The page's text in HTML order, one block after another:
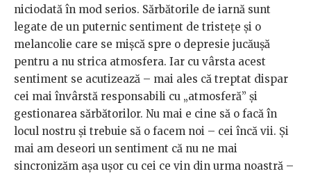
niciodată în mod serios. Sărbătorile de iarnă sunt
legate de un puternic sentiment de tristețe și o
melancolie care se mișcă spre o depresie jucăușă
pentru a nu strica atmosfera. Iar cu vârsta acest
sentiment se acutizează – mai ales că treptat dispar
cei mai învârstă responsabili cu „atmosferă” și
gestionarea sărbătorilor. Nu mai e cine să o facă în
locul nostru și trebuie să o facem noi – cei încă vii. Și
mai am deseori un sentiment că nu ne mai
sincronizăm așa ușor cu cei ce vin din urma noastră –